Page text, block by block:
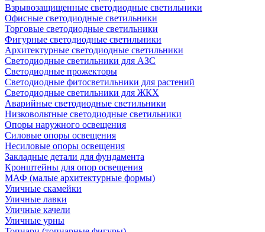
Взрывозащищенные светодиодные светильники
Офисные светодиодные светильники
Торговые светодиодные светильники
Фигурные светодиодные светильники
Архитектурные светодиодные светильники
Светодиодные светильники для АЗС
Светодиодные прожекторы
Светодиодные фитосветильники для растений
Светодиодные светильники для ЖКХ
Аварийные светодиодные светильники
Низковольтные светодиодные светильники
Опоры наружного освещения
Силовые опоры освещения
Несиловые опоры освещения
Закладные детали для фундамента
Кронштейны для опор освещения
МАФ (малые архитектурные формы)
Уличные скамейки
Уличные лавки
Уличные качели
Уличные урны